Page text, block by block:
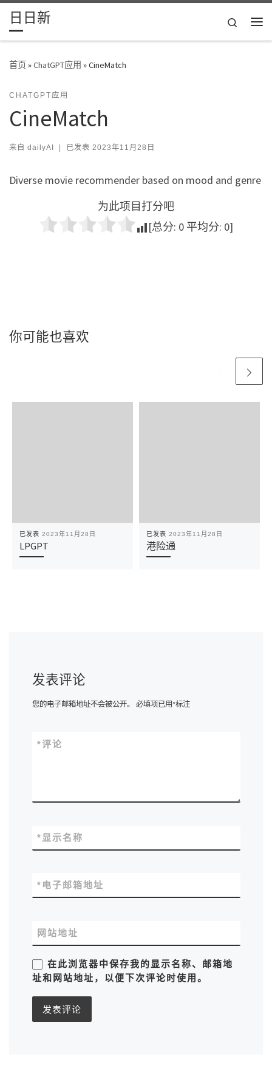
Skip to content
日日新
Search
首页»ChatGPT应用 »CineMatch
CHATGPT应用
CineMatch
来自 dailyAI | 已发表 2023年11月28日
Diverse movie recommender based on mood and genre
为此项目打分吧
[总分: 0 平均分: 0]
你可能也喜欢
已发表 2023年11月28日
LPGPT
已发表 2023年11月28日
港险通
发表评论
您的电子邮箱地址不会被公开。 必填项已用*标注
评论
*
显示名称
*
电子邮箱地址
*
网站地址
在此浏览器中保存我的显示名称、邮箱地
址和网站地址，以便下次评论时使用。